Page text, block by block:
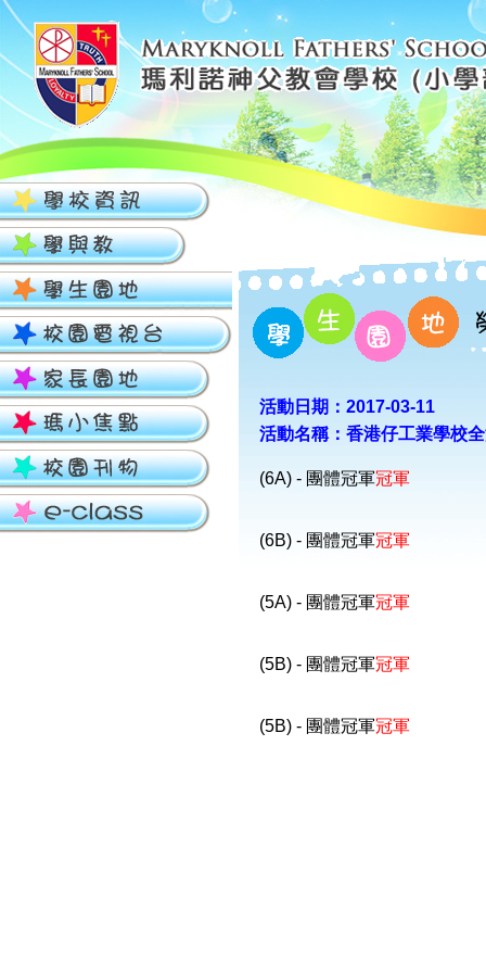
活動日期：2017-03-11
活動名稱：香港仔工業學校
(6A) - 團體冠軍冠軍
(6B) - 團體冠軍冠軍
(5A) - 團體冠軍冠軍
(5B) - 團體冠軍冠軍
(5B) - 團體冠軍冠軍